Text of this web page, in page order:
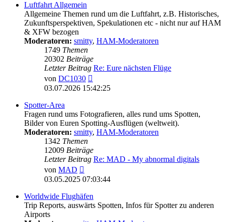
Luftfahrt Allgemein
Allgemeine Themen rund um die Luftfahrt, z.B. Historisches,
Zukunftsperspektiven, Spekulationen etc - nicht nur auf HAM
& XFW bezogen
Moderatoren: smitty, HAM-Moderatoren
1749 Themen
20302 Beiträge
Letzter Beitrag Re: Eure nächsten Flüge
von DC1030
Beitrag
03.07.2026 15:42:25
Spotter-Area
Fragen rund ums Fotografieren, alles rund ums Spotten,
Bilder von Euren Spotting-Ausflügen (weltweit).
Moderatoren: smitty, HAM-Moderatoren
1342 Themen
12009 Beiträge
Letzter Beitrag Re: MAD - My abnormal digitals
von MAD
Beitrag
03.05.2025 07:03:44
Worldwide Flughäfen
Trip Reports, auswärts Spotten, Infos für Spotter zu anderen
Airports